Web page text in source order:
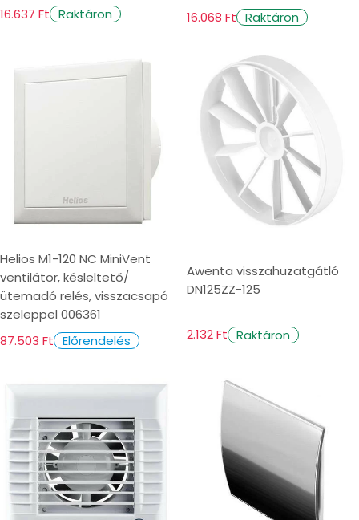
16.637 Ft Raktáron
16.068 Ft Raktáron
Helios M1-120 NC MiniVent
ventilátor, késleltető/
ütemadó relés, visszacsapó
szeleppel 006361
87.503 Ft Előrendelés
Awenta visszahuzatgátló
DN125ZZ-125
2.132 Ft Raktáron